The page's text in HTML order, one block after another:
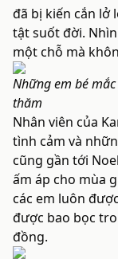
đã bị kiến cắn lở
tật suốt đời.
một chỗ mà
Những em bé
thăm
Nhân viên của
tình cảm và
cũng gần tới Noel
ấm áp cho mùa
các em luôn
được bao bọc
đồng.